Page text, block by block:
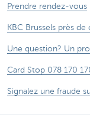
Prendre rendez-vous
KBC Brussels près de
Une question? Un
Card Stop 078 170
Signalez une fraude